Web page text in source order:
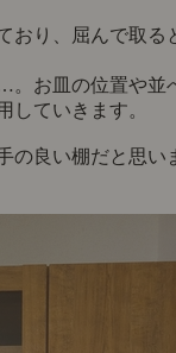
おり、屈んで取る
。お皿の位置や並
していきます。
の良い棚だと思い